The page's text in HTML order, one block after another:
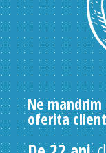
Ne
oferita